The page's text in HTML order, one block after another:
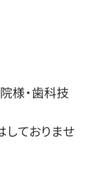
様・歯科技
ておりませ